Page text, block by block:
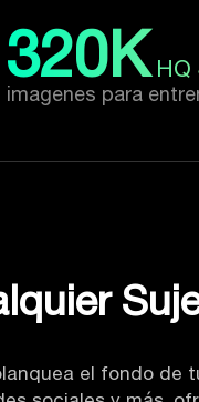
320K HQ
imagenes para
el fondo